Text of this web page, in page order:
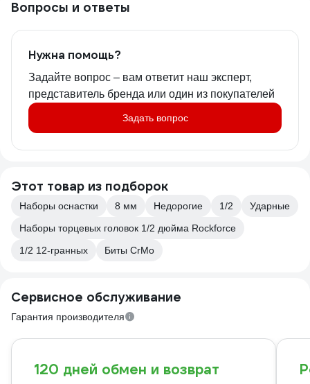
Вопросы и ответы
Нужна помощь?
Задайте вопрос – вам ответит наш эксперт,
представитель бренда или один из покупателей
Задать вопрос
Этот товар из подборок
Наборы оснастки 8 мм Недорогие 1/2
Ударные
Наборы торцевых головок 1/2 дюйма Rockforce
1/2 12-гранных
Биты CrMo
Сервисное обслуживание
Гарантия производителя
120 дней обмен и возврат